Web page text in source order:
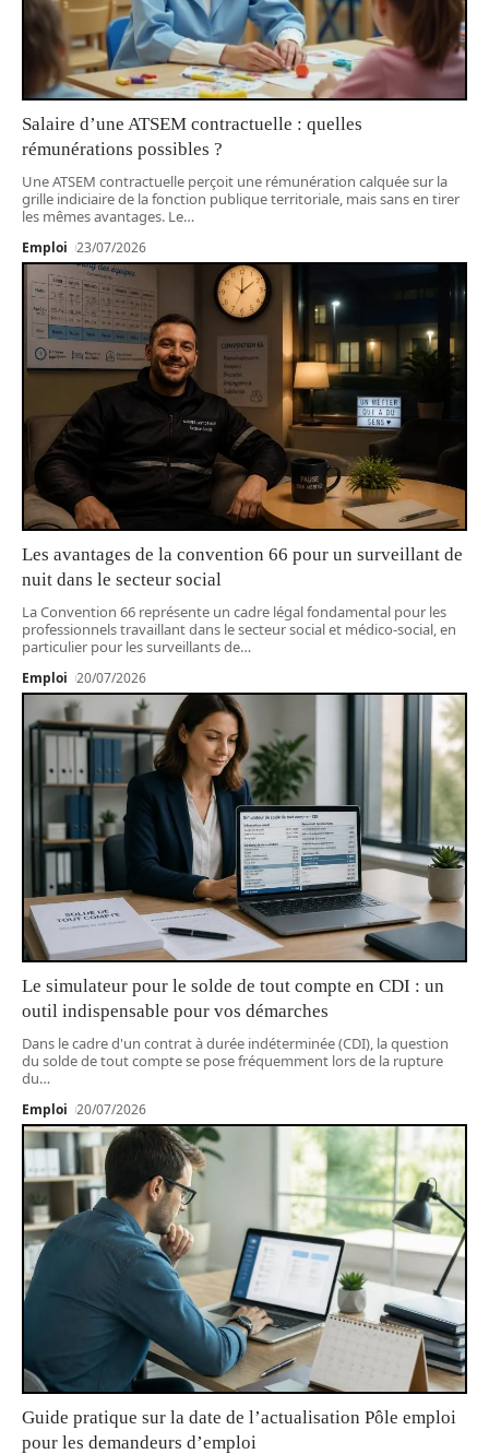
Salaire d’une ATSEM contractuelle : quelles
rémunérations possibles ?
Une ATSEM contractuelle perçoit une rémunération calquée sur la
grille indiciaire de la fonction publique territoriale, mais sans en tirer
les mêmes avantages. Le…
Emploi 23/07/2026
Les avantages de la convention 66 pour un surveillant de
nuit dans le secteur social
La Convention 66 représente un cadre légal fondamental pour les
professionnels travaillant dans le secteur social et médico-social, en
particulier pour les surveillants de…
Emploi 20/07/2026
Le simulateur pour le solde de tout compte en CDI : un
outil indispensable pour vos démarches
Dans le cadre d'un contrat à durée indéterminée (CDI), la question
du solde de tout compte se pose fréquemment lors de la rupture
du…
Emploi 20/07/2026
Guide pratique sur la date de l’actualisation Pôle emploi
pour les demandeurs d’emploi